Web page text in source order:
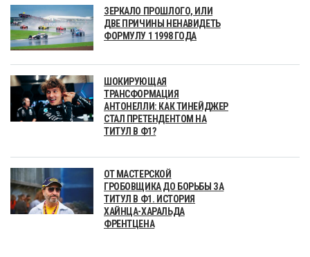
ЗЕРКАЛО ПРОШЛОГО, ИЛИ
ДВЕ ПРИЧИНЫ НЕНАВИДЕТЬ
ФОРМУЛУ 1 1998 ГОДА
ШОКИРУЮЩАЯ
ТРАНСФОРМАЦИЯ
АНТОНЕЛЛИ: КАК ТИНЕЙДЖЕР
СТАЛ ПРЕТЕНДЕНТОМ НА
ТИТУЛ В Ф1?
ОТ МАСТЕРСКОЙ
ГРОБОВЩИКА ДО БОРЬБЫ ЗА
ТИТУЛ В Ф1. ИСТОРИЯ
ХАЙНЦА-ХАРАЛЬДА
ФРЕНТЦЕНА